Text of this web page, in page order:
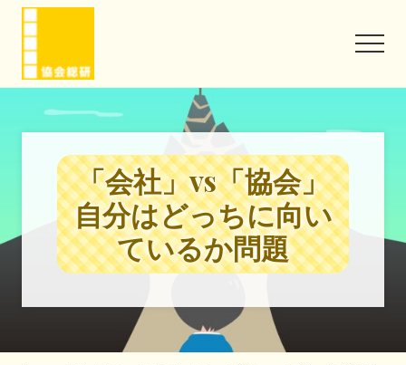
Menu
Skip
main
content
Skip
footer
協
と
味
「会社」vs「協会」
自分はどっちに向い
ているか問題